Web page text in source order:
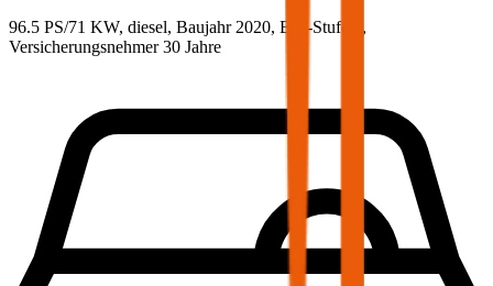
96.5 PS/71 KW, diesel, Baujahr 2020, BM-Stufe
,
Versicherungsnehmer 30 Jahre